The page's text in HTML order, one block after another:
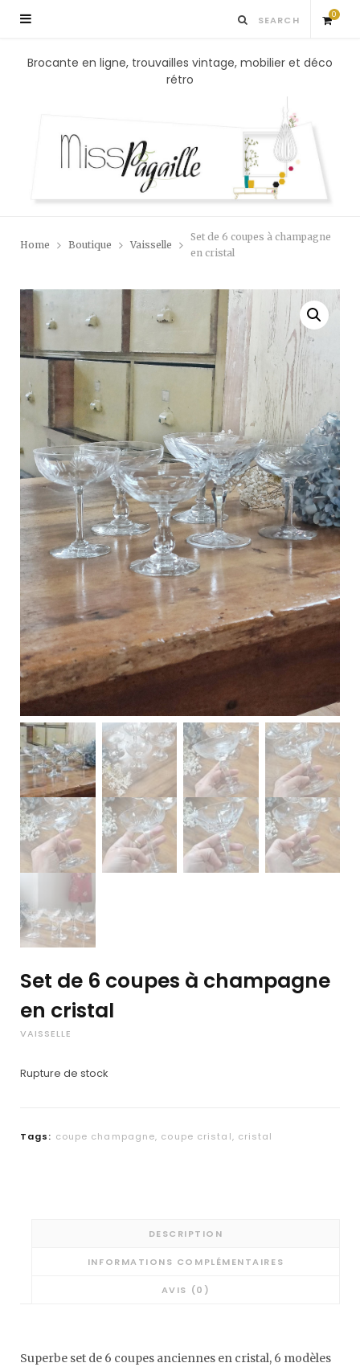
0
S
p
n
g
C
r
t
Brocante en ligne, trouvailles vintage, mobilier et déco
rétro
Home Boutique Vaisselle
Set de 6 coupes à champagne
en cristal
Set de 6 coupes à champagne
en cristal
VAISSELLE
Rupture de stock
Tags: coupe champagne, coupe cristal, cristal
DESCRIPTION
INFORMATIONS COMPLÉMENTAIRES
AVIS (0)
Superbe set de 6 coupes anciennes en cristal, 6 modèles